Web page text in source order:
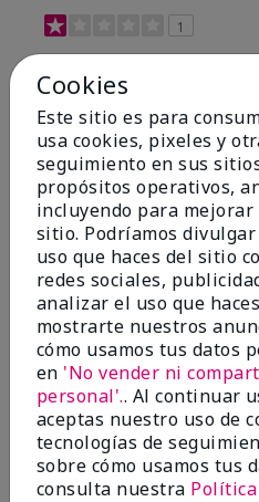
1
Not a favorite
EnviadoHace 9 meses
por Bette B.
deGreen Valley
Comprador verificado
Evaluado en
marykay.com/en-us/
Comentarios sobre Mary
Blush
The blush is hard to get
heavy and then needs to
stick with my old brand for
Mostrar Traducción
ConclusiónNo, no
¿Le ha
Cookies
Este sitio es para
usa cookies, pixeles y
seguimiento en sus
propósitos operativos,
incluyendo para
sitio. Podríamos
uso que haces del sitio
redes sociales,
analizar el uso que
mostrarte nuestros
cómo usamos tus datos
en 'No vender ni
personal'.. Al continuar
aceptas nuestro uso de
tecnologías de
sobre cómo usamos tus
consulta nuestra